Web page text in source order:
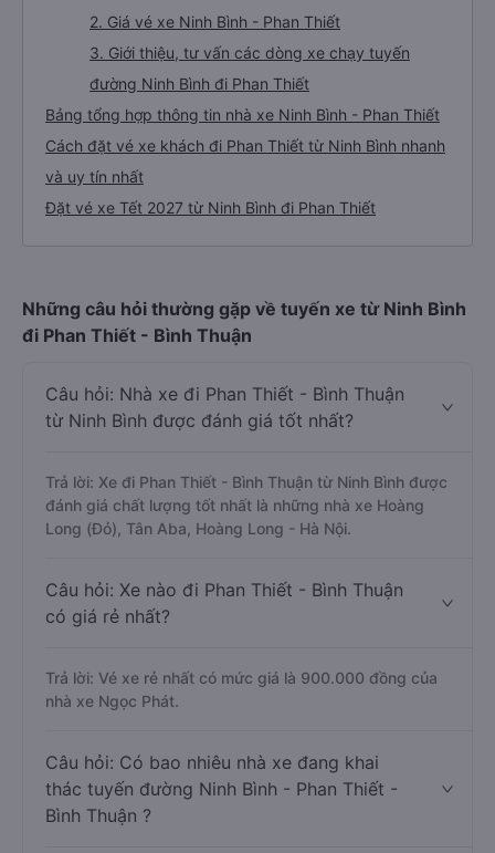
2. Giá vé xe Ninh Bình - Phan Thiết
3. Giới thiệu, tư vấn các dòng xe chạy tuyến
đường Ninh Bình đi Phan Thiết
Bảng tổng hợp thông tin nhà xe Ninh Bình - Phan Thiết
Cách đặt vé xe khách đi Phan Thiết từ Ninh Bình nhanh
và uy tín nhất
Đặt vé xe Tết 2027 từ Ninh Bình đi Phan Thiết
Những câu hỏi thường gặp về tuyến xe từ Ninh Bình
đi Phan Thiết - Bình Thuận
Câu hỏi: Nhà xe đi Phan Thiết - Bình Thuận
từ Ninh Bình được đánh giá tốt nhất?
Trả lời: Xe đi Phan Thiết - Bình Thuận từ Ninh Bình được
đánh giá chất lượng tốt nhất là những nhà xe Hoàng
Long (Đỏ), Tân Aba, Hoàng Long - Hà Nội.
Câu hỏi: Xe nào đi Phan Thiết - Bình Thuận
có giá rẻ nhất?
Trả lời: Vé xe rẻ nhất có mức giá là 900.000 đồng của
nhà xe Ngọc Phát.
Câu hỏi: Có bao nhiêu nhà xe đang khai
thác tuyến đường Ninh Bình - Phan Thiết -
Bình Thuận ?